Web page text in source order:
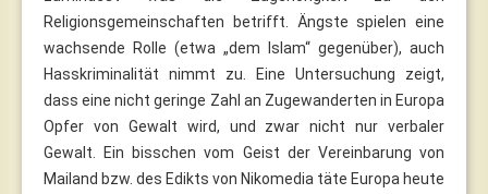
Religionsgemeinschaften betrifft. Ängste spielen eine
wachsende Rolle (etwa „dem Islam“ gegenüber), auch
Hasskriminalität nimmt zu. Eine Untersuchung zeigt,
dass eine nicht geringe Zahl an Zugewanderten in Europa
Opfer von Gewalt wird, und zwar nicht nur verbaler
Gewalt. Ein bisschen vom Geist der Vereinbarung von
Mailand bzw. des Edikts von Nikomedia täte Europa heute